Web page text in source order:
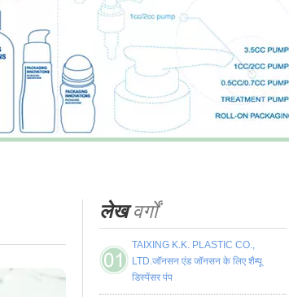
लेखवर्गों
TAIXING K.K. PLASTIC CO.,
LTD.जॉनसन एंड जॉनसन के लिए शैम्पू
डिस्पेंसर पंप